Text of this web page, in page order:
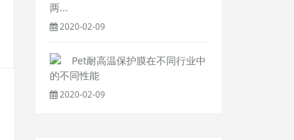
两...
2020-02-09
Pet耐高温保护膜在不同行业中
的不同性能
2020-02-09